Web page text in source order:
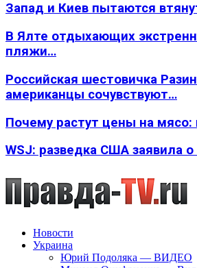
Запад и Киев пытаются
В Ялте отдыхающих
пляжи…
Российская шестовичка
американцы сочувствуют…
Почему растут цены на мясо:
WSJ: разведка США заявила
Новости
Украина
Юрий Подоляка — ВИДЕО